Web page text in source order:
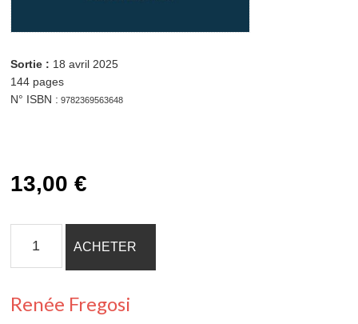
13,00 € quantité
Sortie : 18 avril 2025
144 pages
N° ISBN : 9782369563648
13,00 €
Le
global
ACHETER
Renée Fregosi